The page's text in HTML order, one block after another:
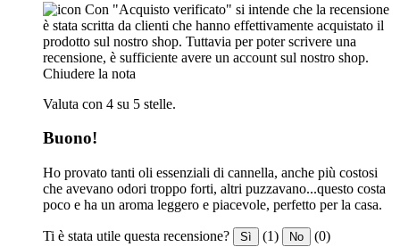
Con "Acquisto verificato" si intende che la recensione
è stata scritta da clienti che hanno effettivamente acquistato il
prodotto sul nostro shop. Tuttavia per poter scrivere una
recensione, è sufficiente avere un account sul nostro shop.
Chiudere la nota
Valuta con 4 su 5 stelle.
Buono!
Ho provato tanti oli essenziali di cannella, anche più costosi
che avevano odori troppo forti, altri puzzavano...questo costa
poco e ha un aroma leggero e piacevole, perfetto per la casa.
Ti è stata utile questa recensione? Sì (1) No (0)